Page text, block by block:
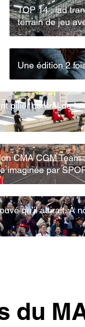
TOP 14 : iad
terrain de jeu
Une édition 2
pilier central de la
CMA CGM Team
imaginée par
qu’il attirait. À
du